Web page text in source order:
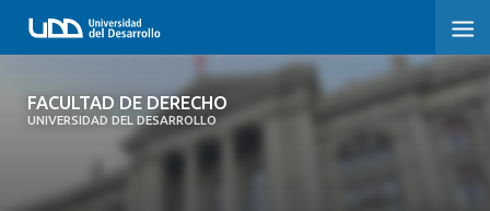
FACULTAD DE DERECHO
UNIVERSIDAD DEL DESARROLLO
FACULTAD DE DERECHO
SOBRE LA FACULTAD